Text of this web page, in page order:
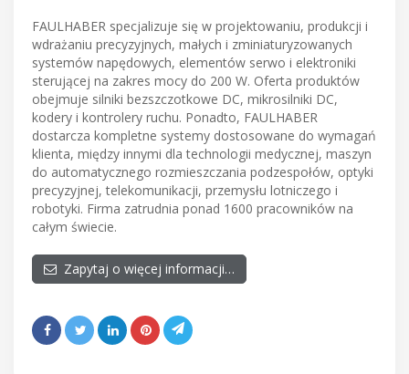
FAULHABER specjalizuje się w projektowaniu, produkcji i
wdrażaniu precyzyjnych, małych i zminiaturyzowanych
systemów napędowych, elementów serwo i elektroniki
sterującej na zakres mocy do 200 W. Oferta produktów
obejmuje silniki bezszczotkowe DC, mikrosilniki DC,
kodery i kontrolery ruchu. Ponadto, FAULHABER
dostarcza kompletne systemy dostosowane do wymagań
klienta, między innymi dla technologii medycznej, maszyn
do automatycznego rozmieszczania podzespołów, optyki
precyzyjnej, telekomunikacji, przemysłu lotniczego i
robotyki. Firma zatrudnia ponad 1600 pracowników na
całym świecie.
Zapytaj o więcej informacji…